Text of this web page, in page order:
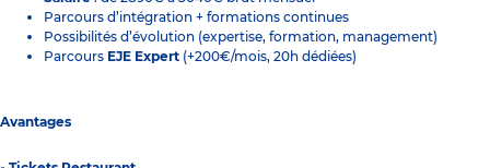
Parcours d’intégration + formations continues
Possibilités d’évolution (expertise, formation, management)
Parcours EJE Expert (+200€/mois, 20h dédiées)
Avantages